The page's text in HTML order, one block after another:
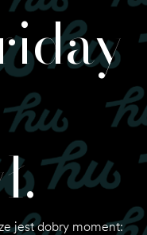
jest dobry moment: